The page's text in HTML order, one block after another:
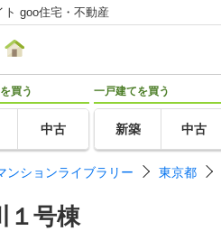
ト goo住宅・不動産
買う
中古
一戸建てを買う
新築 中古
ンションライブラリー 東京都
１号棟